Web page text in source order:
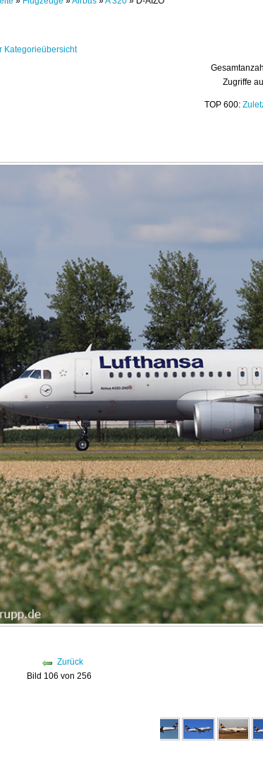
Kategorieübersicht
Zugriffe
TOP 600:
Zurück
Bild 106 von 256